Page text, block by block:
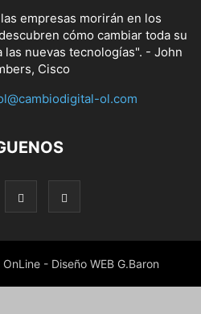
empresas morirán en los
cómo cambiar toda su
las nuevas tecnologías". - John
Cisco
ol.com
- Diseño WEB G.Baron